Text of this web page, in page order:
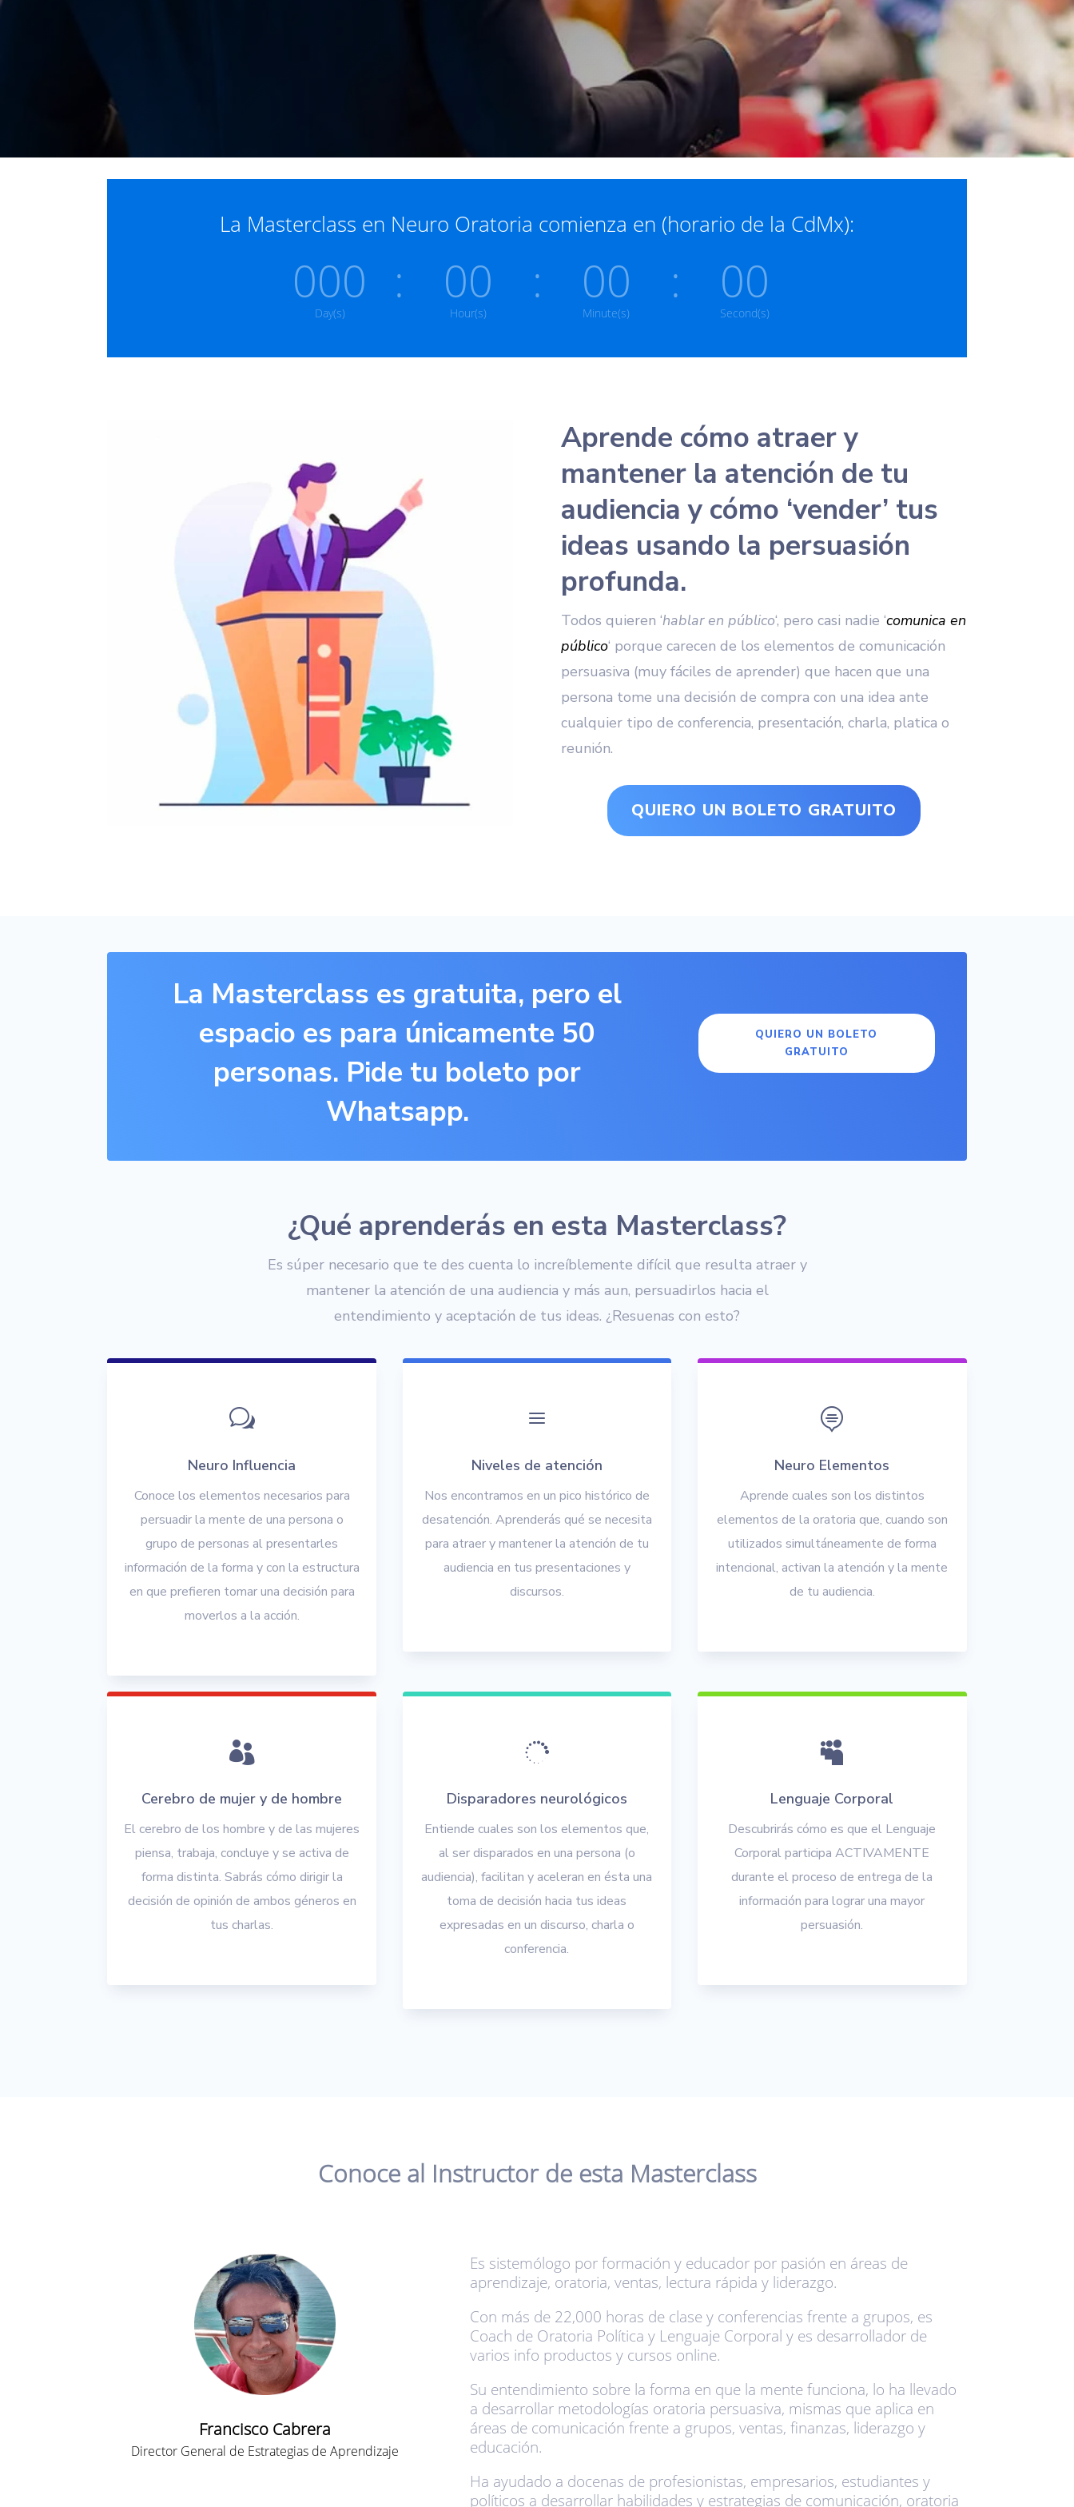
La Masterclass en Neuro Oratoria comienza en (horario de la CdMx):
000
Day(s)
: 00
Hour(s)
: 00
Minute(s)
: 00
Second(s)
Aprende cómo atraer y
mantener la atención de tu
audiencia y cómo ‘vender’ tus
ideas usando la persuasión
profunda.
Todos quieren ‘hablar en público‘, pero casi nadie ‘comunica en
público‘ porque carecen de los elementos de comunicación
persuasiva (muy fáciles de aprender) que hacen que una
persona tome una decisión de compra con una idea ante
cualquier tipo de conferencia, presentación, charla, platica o
reunión.
QUIERO UN BOLETO GRATUITO
La Masterclass es gratuita, pero el
espacio es para únicamente 50
personas. Pide tu boleto por
Whatsapp.
QUIERO UN BOLETO
GRATUITO
¿Qué aprenderás en esta Masterclass?
Es súper necesario que te des cuenta lo increíblemente difícil que resulta atraer y
mantener la atención de una audiencia y más aun, persuadirlos hacia el
entendimiento y aceptación de tus ideas. ¿Resuenas con esto?
w
Neuro Influencia
Conoce los elementos necesarios para
persuadir la mente de una persona o
grupo de personas al presentarles
información de la forma y con la estructura
en que prefieren tomar una decisión para
moverlos a la acción.
a
Niveles de atención
Nos encontramos en un pico histórico de
desatención. Aprenderás qué se necesita
para atraer y mantener la atención de tu
audiencia en tus presentaciones y
discursos.

Neuro Elementos
Aprende cuales son los distintos
elementos de la oratoria que, cuando son
utilizados simultáneamente de forma
intencional, activan la atención y la mente
de tu audiencia.

Cerebro de mujer y de hombre
El cerebro de los hombre y de las mujeres
piensa, trabaja, concluye y se activa de
forma distinta. Sabrás cómo dirigir la
decisión de opinión de ambos géneros en
tus charlas.

Disparadores neurológicos
Entiende cuales son los elementos que,
al ser disparados en una persona (o
audiencia), facilitan y aceleran en ésta una
toma de decisión hacia tus ideas
expresadas en un discurso, charla o
conferencia.

Lenguaje Corporal
Descubrirás cómo es que el Lenguaje
Corporal participa ACTIVAMENTE
durante el proceso de entrega de la
información para lograr una mayor
persuasión.
Conoce al Instructor de esta Masterclass
Francisco Cabrera
Director General de Estrategias de Aprendizaje
Es sistemólogo por formación y educador por pasión en áreas de
aprendizaje, oratoria, ventas, lectura rápida y liderazgo.
Con más de 22,000 horas de clase y conferencias frente a grupos, es
Coach de Oratoria Política y Lenguaje Corporal y es desarrollador de
varios info productos y cursos online.
Su entendimiento sobre la forma en que la mente funciona, lo ha llevado
a desarrollar metodologías oratoria persuasiva, mismas que aplica en
áreas de comunicación frente a grupos, ventas, finanzas, liderazgo y
educación.
Ha ayudado a docenas de profesionistas, empresarios, estudiantes y
políticos a desarrollar habilidades y estrategias de comunicación, oratoria